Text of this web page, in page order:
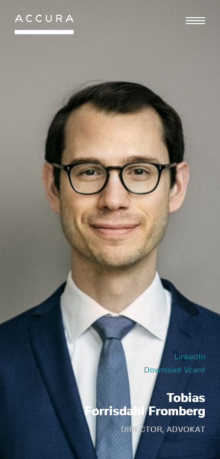
Gå
indhold
LinkedIn
Download Vcard
Tobias
Førrisdahl Fromberg
DIRECTOR, ADVOKAT